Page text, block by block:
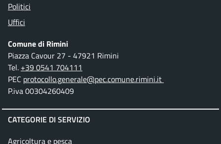
Politici
Uffici
Comune di Rimini
Piazza Cavour 27 - 47921 Rimini
Tel. +39 0541 704111
PEC protocollo.generale@pec.comune.rimini.it
P.iva 00304260409
CATEGORIE DI SERVIZIO
Agricoltura e pesca